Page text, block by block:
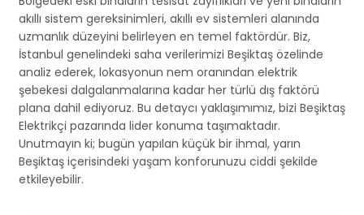
akıllı sistem gereksinimleri, akıllı ev sistemleri alanında
uzmanlık düzeyini belirleyen en temel faktördür. Biz,
İstanbul genelindeki saha verilerimizi Beşiktaş özelinde
analiz ederek, lokasyonun nem oranından elektrik
şebekesi dalgalanmalarına kadar her türlü dış faktörü
plana dahil ediyoruz. Bu detaycı yaklaşımımız, bizi Beşiktaş
Elektrikçi pazarında lider konuma taşımaktadır.
Unutmayın ki; bugün yapılan küçük bir ihmal, yarın
Beşiktaş içerisindeki yaşam konforunuzu ciddi şekilde
etkileyebilir.